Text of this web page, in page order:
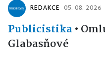
REDAKCE 05. 08. 2026
Publicistika•
Glabasňové